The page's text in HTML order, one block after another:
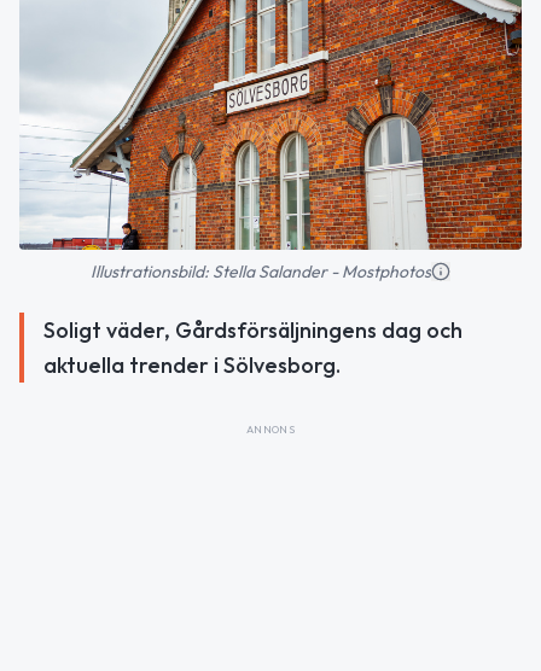
Illustrationsbild: Stella Salander - Mostphotos
Soligt väder, Gårdsförsäljningens dag och
aktuella trender i Sölvesborg.
ANNONS